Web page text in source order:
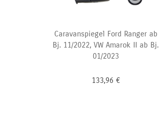
Caravanspiegel Ford Ranger ab
Bj. 11/2022, VW Amarok II ab Bj.
01/2023
133,96 €